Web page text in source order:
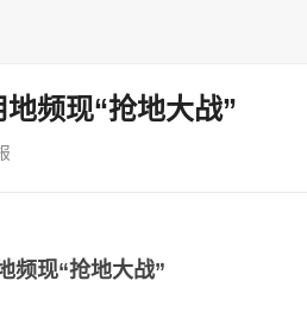
频现“抢地大战”
频现“抢地大战”